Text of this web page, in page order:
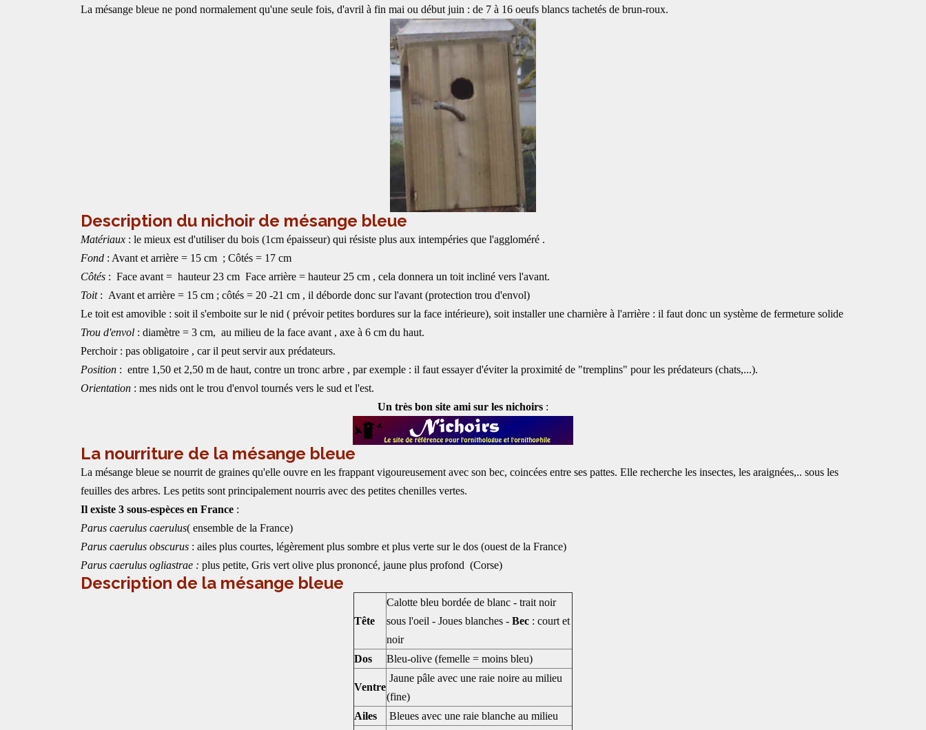
La mésange bleue ne pond normalement qu'une seule fois, d'avril à fin mai ou début juin : de 7 à 16 oeufs blancs tachetés de brun-roux.
Description du nichoir de mésange bleue
Matériaux : le mieux est d'utiliser du bois (1cm épaisseur) qui résiste plus aux intempéries que l'aggloméré .
Fond : Avant et arrière = 15 cm ; Côtés = 17 cm
Côtés : Face avant = hauteur 23 cm Face arrière = hauteur 25 cm , cela donnera un toit incliné vers l'avant.
Toit: Avant et arrière = 15 cm ; côtés = 20 -21 cm , il déborde donc sur l'avant (protection trou d'envol)
Le toit est amovible : soit il s'emboite sur le nid ( prévoir petites bordures sur la face intérieure), soit installer une charnière à l'arrière : il faut donc un système de fermeture solide
Trou d'envol : diamètre = 3 cm, au milieu de la face avant , axe à 6 cm du haut.
Perchoir : pas obligatoire , car il peut servir aux prédateurs.
Position : entre 1,50 et 2,50 m de haut, contre un tronc arbre , par exemple : il faut essayer d'éviter la proximité de "tremplins" pour les prédateurs (chats,...).
Orientation : mes nids ont le trou d'envol tournés vers le sud et l'est.
Un très bon site ami sur les nichoirs :
La nourriture de la mésange bleue
La mésange bleue se nourrit de graines qu'elle ouvre en les frappant vigoureusement avec son bec, coincées entre ses pattes. Elle recherche les insectes, les araignées,.. sous les
feuilles des arbres. Les petits sont principalement nourris avec des petites chenilles vertes.
Il existe 3 sous-espèces en France :
Parus caerulus caerulus( ensemble de la France)
Parus caerulus obscurus : ailes plus courtes, légèrement plus sombre et plus verte sur le dos (ouest de la France)
Parus caerulus ogliastrae : plus petite, Gris vert olive plus prononcé, jaune plus profond (Corse)
Description de la mésange bleue
Tête
Calotte bleu bordée de blanc - trait noir
sous l'oeil - Joues blanches - Bec : court et
noir
Dos
Bleu-olive (femelle = moins bleu)
Ventre
Jaune pâle avec une raie noire au milieu
(fine)
Ailes
Bleues avec une raie blanche au milieu